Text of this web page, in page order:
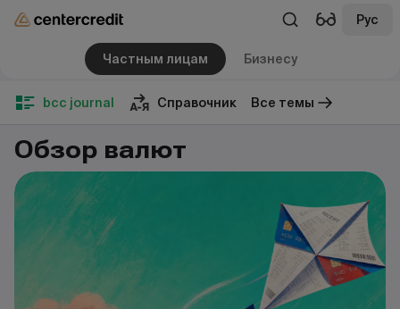
Рус
Частным лицам Бизнесу
bcc journal Справочник Все темы
Обзор валют